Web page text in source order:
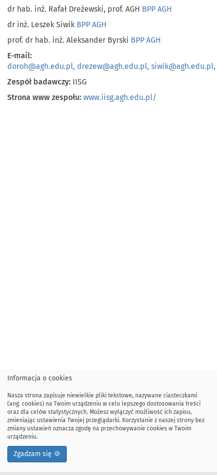
dr hab. inż. Rafał Dreżewski, prof. AGH BPP AGH
dr inż. Leszek Siwik BPP AGH
prof. dr hab. inż. Aleksander Byrski BPP AGH
E-mail:
doroh@agh.edu.pl, drezew@agh.edu.pl,
Zespół badawczy: IISG
Strona www zespołu: www.iisg.agh.edu.pl/
Informacja o cookies
Nasza strona zapisuje niewielkie pliki tekstowe, nazywane ciasteczkami
(ang. cookies) na Twoim urządzeniu w celu lepszego dostosowania treści
oraz dla celów statystycznych. Możesz wyłączyć możliwość ich zapisu,
zmieniając ustawienia Twojej przeglądarki. Korzystanie z naszej strony bez
zmiany ustawień oznacza zgodę na przechowywanie cookies w Twoim
urządzeniu.
Zgadzam się 🍪